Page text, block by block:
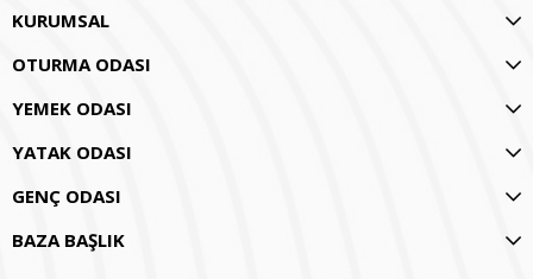
KURUMSAL
OTURMA ODASI
YEMEK ODASI
YATAK ODASI
GENÇ ODASI
BAZA BAŞLIK